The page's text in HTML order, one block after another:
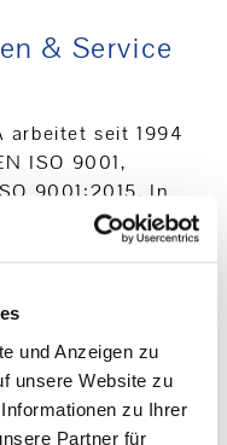
und Anzeigen zu
unsere Website zu
zu Ihrer
Partner für
& Service
arbeitet seit 1994
ISO 9001,
9001:2015. In
wir die
9. bis 11. Juni
Salzuflen Ihre
wieder als